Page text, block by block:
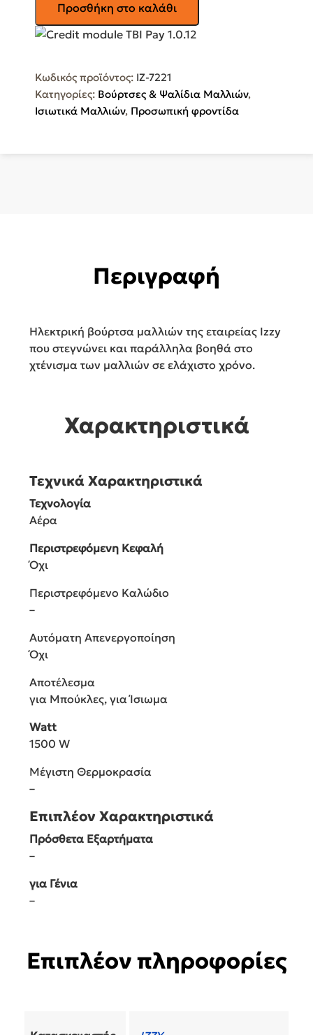
Multi
Styler
με
Αέρα
για
Προσθήκη στο καλάθι
Κωδικός προϊόντος: IZ-7221
Κατηγορίες: Βούρτσες & Ψαλίδια Μαλλιών,
Ισιωτικά Μαλλιών, Προσωπική φροντίδα
Περιγραφή
Ηλεκτρική βούρτσα μαλλιών της εταιρείας Izzy
που στεγνώνει και παράλληλα βοηθά στο
χτένισμα των μαλλιών σε ελάχιστο χρόνο.
Χαρακτηριστικά
Τεχνικά Χαρακτηριστικά
Τεχνολογία
Αέρα
Περιστρεφόμενη Κεφαλή
Όχι
Περιστρεφόμενο Καλώδιο
–
Αυτόματη Απενεργοποίηση
Όχι
Αποτέλεσμα
για Μπούκλες, για Ίσιωμα
Watt
1500 W
Μέγιστη Θερμοκρασία
–
Επιπλέον Χαρακτηριστικά
Πρόσθετα Εξαρτήματα
–
για Γένια
–
Επιπλέον πληροφορίες